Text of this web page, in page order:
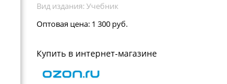
Вид издания: Учебник
Оптовая цена: 1 300 руб.
Купить в интернет-магазине